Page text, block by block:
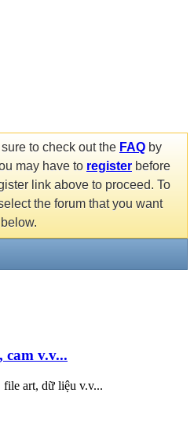
to check out the FAQ by
may have to register before
link above to proceed. To
the forum that you want
v.v...
file art, dữ liệu v.v...